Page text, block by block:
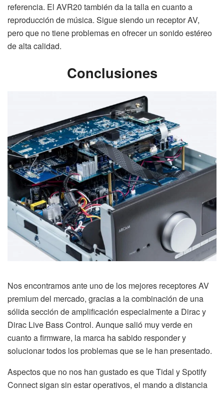
referencia. El AVR20 también da la talla en cuanto a
reproducción de música. Sigue siendo un receptor AV,
pero que no tiene problemas en ofrecer un sonido estéreo
de alta calidad.
Conclusiones
Nos encontramos ante uno de los mejores receptores AV
premium del mercado, gracias a la combinación de una
sólida sección de amplificación especialmente a Dirac y
Dirac Live Bass Control. Aunque salió muy verde en
cuanto a firmware, la marca ha sabido responder y
solucionar todos los problemas que se le han presentado.
Aspectos que no nos han gustado es que Tidal y Spotify
Connect sigan sin estar operativos, el mando a distancia